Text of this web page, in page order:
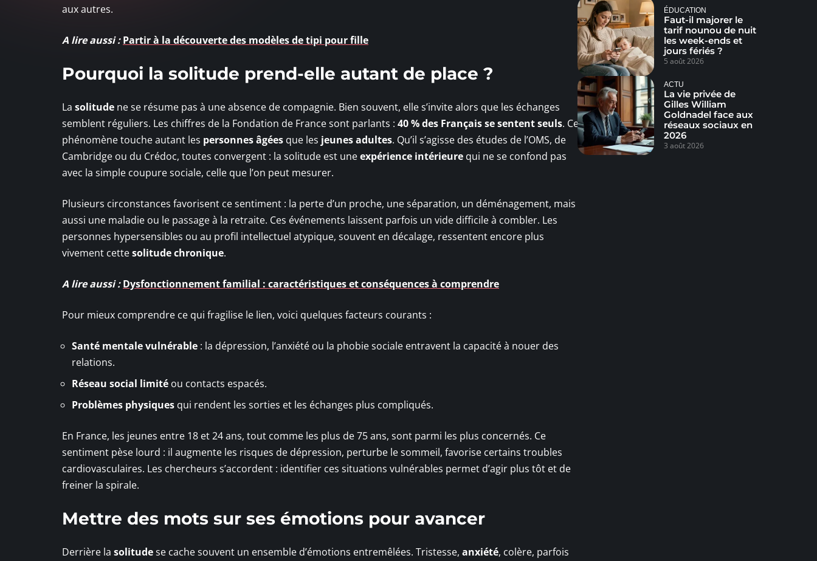
aux autres.
A lire aussi : Partir à la découverte des modèles de tipi pour fille
Pourquoi la solitude prend-elle autant de place ?
La solitude ne se résume pas à une absence de compagnie. Bien souvent, elle s’invite alors que les échanges
semblent réguliers. Les chiffres de la Fondation de France sont parlants : 40 % des Français se sentent seuls. Ce
phénomène touche autant les personnes âgées que les jeunes adultes. Qu’il s’agisse des études de l’OMS, de
Cambridge ou du Crédoc, toutes convergent : la solitude est uneexpérience intérieure qui ne se confond pas
avec la simple coupure sociale, celle que l’on peut mesurer.
Plusieurs circonstances favorisent ce sentiment : la perte d’un proche, une séparation, un déménagement, mais
aussi une maladie ou le passage à la retraite. Ces événements laissent parfois un vide difficile à combler. Les
personnes hypersensibles ou au profil intellectuel atypique, souvent en décalage, ressentent encore plus
vivement cettesolitude chronique.
A lire aussi : Dysfonctionnement familial : caractéristiques et conséquences à comprendre
Pour mieux comprendre ce qui fragilise le lien, voici quelques facteurs courants :
Santé mentale vulnérable : la dépression, l’anxiété ou la phobie sociale entravent la capacité à nouer des
relations.
Réseau social limité ou contacts espacés.
Problèmes physiques qui rendent les sorties et les échanges plus compliqués.
En France, les jeunes entre 18 et 24 ans, tout comme les plus de 75 ans, sont parmi les plus concernés. Ce
sentiment pèse lourd : il augmente les risques de dépression, perturbe le sommeil, favorise certains troubles
cardiovasculaires. Les chercheurs s’accordent : identifier ces situations vulnérables permet d’agir plus tôt et de
freiner la spirale.
Mettre des mots sur ses émotions pour avancer
Derrière la solitudese cache souvent un ensemble d’émotions entremêlées. Tristesse, anxiété, colère, parfois
ÉDUCATION
Faut-il majorer le
tarif nounou de nuit
les week-ends et
jours fériés ?
5 août 2026
ACTU
La vie privée de
Gilles William
Goldnadel face aux
réseaux sociaux en
2026
3 août 2026